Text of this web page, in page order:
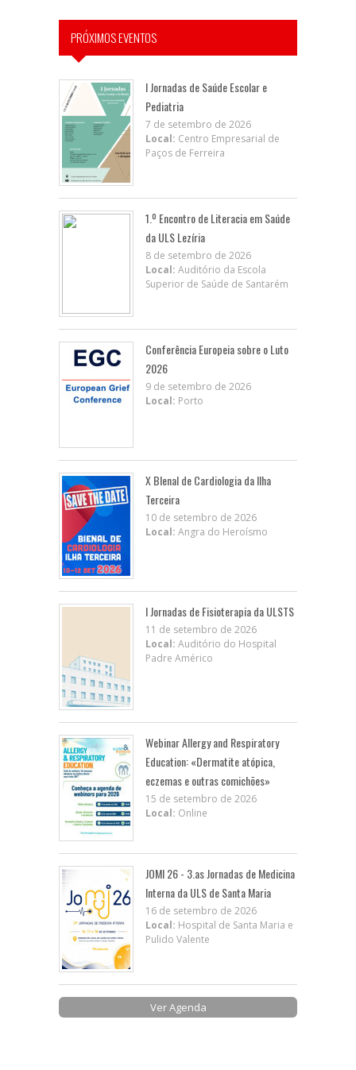
PRÓXIMOS EVENTOS
I Jornadas de Saúde Escolar e
Pediatria
7 de setembro de 2026
Local: Centro Empresarial de
Paços de Ferreira
1.º Encontro de Literacia em Saúde
da ULS Lezíria
8 de setembro de 2026
Local: Auditório da Escola
Superior de Saúde de Santarém
Conferência Europeia sobre o Luto
2026
9 de setembro de 2026
Local: Porto
X BIenal de Cardiologia da Ilha
Terceira
10 de setembro de 2026
Local: Angra do Heroísmo
I Jornadas de Fisioterapia da ULSTS
11 de setembro de 2026
Local: Auditório do Hospital
Padre Américo
Webinar Allergy and Respiratory
Education: «Dermatite atópica,
eczemas e outras comichões»
15 de setembro de 2026
Local: Online
JOMI 26 - 3.as Jornadas de Medicina
Interna da ULS de Santa Maria
16 de setembro de 2026
Local: Hospital de Santa Maria e
Pulido Valente
Ver Agenda